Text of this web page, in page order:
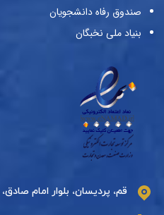
صندوق رفاه دانشجویان
بنیاد ملی نخبگان
قم، پردیسان، بلوار امام